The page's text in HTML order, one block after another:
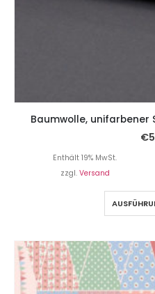
Baumwolle, unifarbener
€
Enthält 19% MwSt.
zzgl. Versand